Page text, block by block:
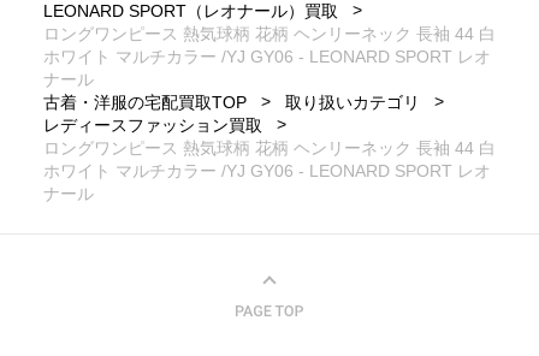
LEONARD SPORT（レオナール）買取
ロングワンピース 熱気球柄 花柄 ヘンリーネック 長袖 44 白
ホワイト マルチカラー /YJ GY06 - LEONARD SPORT レオ
ナール
古着・洋服の宅配買取TOP
取り扱いカテゴリ
レディースファッション買取
ロングワンピース 熱気球柄 花柄 ヘンリーネック 長袖 44 白
ホワイト マルチカラー /YJ GY06 - LEONARD SPORT レオ
ナール